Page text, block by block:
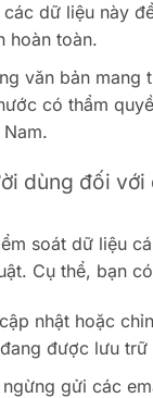
dữ liệu này
hoàn toàn.
văn bản mang
có thẩm
dùng đối với
soát dữ liệu
Cụ thể, bạn
nhật hoặc
được lưu trữ
gửi các